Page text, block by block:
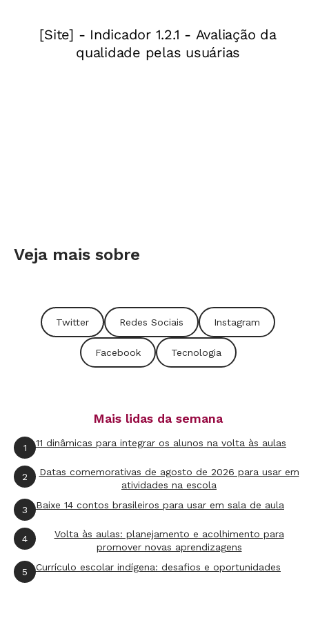
especialista em Informática na Educação pela
Universidade Federal do Rio Grande do Sul
processos de pesquisa e investigação para
desenvolvimento educacional da Comunidade
Educativa Cedac.
Outro receio é a constatação - real - de que os
se de que qualquer recurso em sala se soma ao
conhecimento didático que só você possui
sobre sua área ou disciplina. Por essa razão,
vale seguir a recomendação da especialista
argentina Delia Lerner no artigoLa
Incorporación de las TIC en el Aula. Para utilizar
as tecnologias, o professor precisa treinar
como usuário, explorando os recursos básicos
Veja mais sobre
Twitter Redes Sociais Instagram
Facebook Tecnologia
Mais lidas da semana
1 11 dinâmicas para integrar os alunos na volta às aulas
2
Datas comemorativas de agosto de 2026 para usar em
atividades na escola
3 Baixe 14 contos brasileiros para usar em sala de aula
4
Volta às aulas: planejamento e acolhimento para
promover novas aprendizagens
5 Currículo escolar indígena: desafios e oportunidades